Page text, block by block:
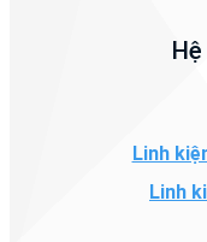
Linh
Linh